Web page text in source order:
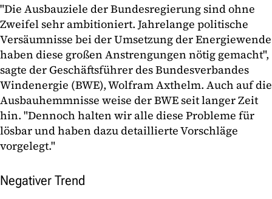
"Die Ausbauziele der Bundesregierung sind ohne
Zweifel sehr ambitioniert. Jahrelange politische
Versäumnisse bei der Umsetzung der Energiewende
haben diese großen Anstrengungen nötig gemacht",
sagte der Geschäftsführer des Bundesverbandes
Windenergie (BWE), Wolfram Axthelm. Auch auf die
Ausbauhemmnisse weise der BWE seit langer Zeit
hin. "Dennoch halten wir alle diese Probleme für
lösbar und haben dazu detaillierte Vorschläge
vorgelegt."
Negativer Trend